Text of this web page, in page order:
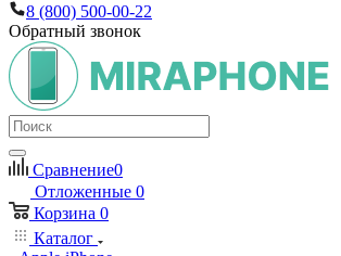
8 (800) 500-00-22
Обратный звонок
Сравнение0
Отложенные 0
Корзина 0
Каталог